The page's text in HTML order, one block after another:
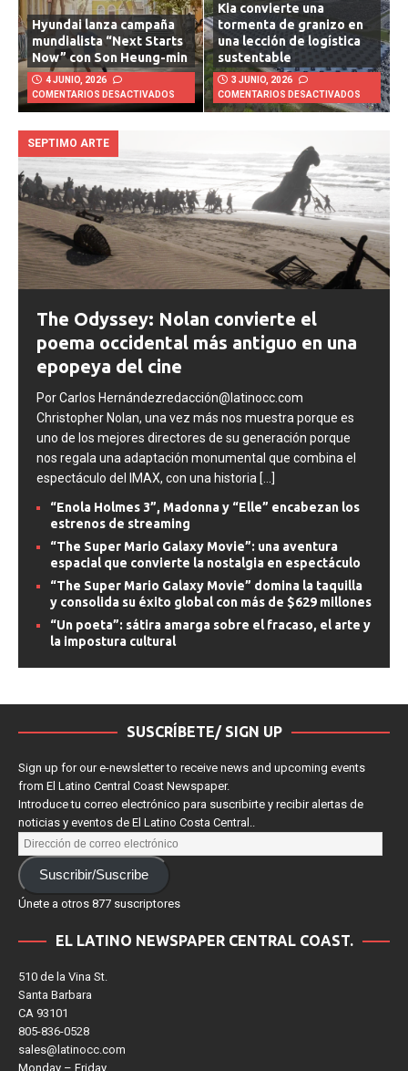
Hyundai lanza campaña
mundialista “Next Starts
Now” con Son Heung-min
4 JUNIO, 2026
COMENTARIOS DESACTIVADOS
Kia convierte una
tormenta de granizo en
una lección de logística
sustentable
3 JUNIO, 2026
COMENTARIOS DESACTIVADOS
SEPTIMO ARTE
The Odyssey: Nolan convierte el
poema occidental más antiguo en una
epopeya del cine
Por Carlos Hernándezredacción@latinocc.com
Christopher Nolan, una vez más nos muestra porque es
uno de los mejores directores de su generación porque
nos regala una adaptación monumental que combina el
espectáculo del IMAX, con una historia [...]
“Enola Holmes 3”, Madonna y “Elle” encabezan los
estrenos de streaming
“The Super Mario Galaxy Movie”: una aventura
espacial que convierte la nostalgia en espectáculo
“The Super Mario Galaxy Movie” domina la taquilla
y consolida su éxito global con más de $629 millones
“Un poeta”: sátira amarga sobre el fracaso, el arte y
la impostura cultural
SUSCRÍBETE/ SIGN UP
Sign up for our e-newsletter to receive news and upcoming events
from El Latino Central Coast Newspaper.
Introduce tu correo electrónico para suscribirte y recibir alertas de
noticias y eventos de El Latino Costa Central..
Suscribir/Suscribe
Únete a otros 877 suscriptores
EL LATINO NEWSPAPER CENTRAL COAST.
510 de la Vina St.
Santa Barbara
CA 93101
805-836-0528
sales@latinocc.com
Monday – Friday